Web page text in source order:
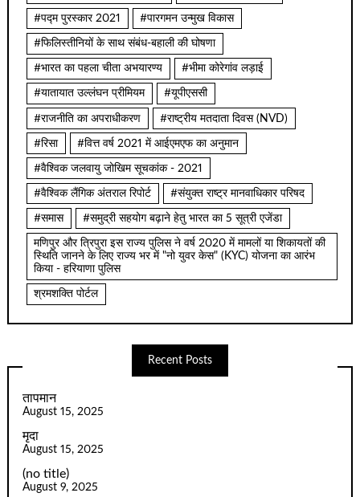
#पद्म पुरस्कार 2021 #पारगमन उन्मुख विकास
#फिलिस्तीनियों के साथ संबंध-बहाली की घोषणा
#भारत का पहला चीता अभयारण्य #भीमा कोरेगांव लड़ाई
#यातायात उल्लंघन प्रीमियम #यूपीएससी
#राजनीति का अपराधीकरण #राष्ट्रीय मतदाता दिवस (NVD)
#रिसा #वित्त वर्ष 2021 में आईएमएफ का अनुमान
#वैश्विक जलवायु जोखिम सूचकांक - 2021
#वैश्विक लैंगिक अंतराल रिपोर्ट #संयुक्त राष्ट्र मानवाधिकार परिषद
#समास #समुद्री सहयोग बढ़ाने हेतु भारत का 5 सूत्री एजेंडा
मणिपुर और त्रिपुरा इस राज्य पुलिस ने वर्ष 2020 में मामलों या शिकायतों की
स्थिति जानने के लिए राज्य भर में "नो युवर केस" (KYC) योजना का आरंभ
किया - हरियाणा पुलिस
श्रमशक्ति पोर्टल
Recent Posts
तापमान
August 15, 2025
मृदा
August 15, 2025
(no title)
August 9, 2025